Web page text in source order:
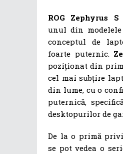
ROG Zephyrus S
unul din modelele
conceptul de
foarte puternic.
poziționat din
cel mai subțire
din lume, cu o
puternică,
desktopurilor de
De la o primă
se pot vedea o